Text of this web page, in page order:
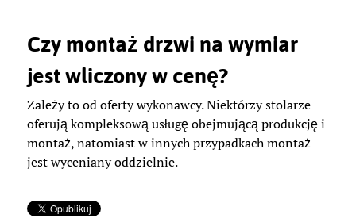
Czy montaż drzwi na wymiar
jest wliczony w cenę?
Zależy to od oferty wykonawcy. Niektórzy stolarze
oferują kompleksową usługę obejmującą produkcję i
montaż, natomiast w innych przypadkach montaż
jest wyceniany oddzielnie.